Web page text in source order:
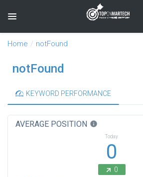
Toggle navigation
Home notFound
notFound
KEYWORD PERFORMANCE
AVERAGE POSITION info
Today
0
0